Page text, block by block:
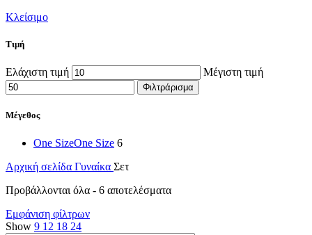
Κλείσιμο
Τιμή
Ελάχιστη τιμή Μέγιστη τιμή
Φιλτράρισμα
Μέγεθος
One SizeOne Size 6
Αρχική σελίδα Γυναίκα Σετ
Προβάλλονται όλα - 6 αποτελέσματα
Εμφάνιση φίλτρων
Show 9 12 18 24